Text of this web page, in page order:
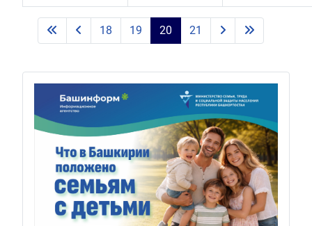
Материалы
18 19 20 21